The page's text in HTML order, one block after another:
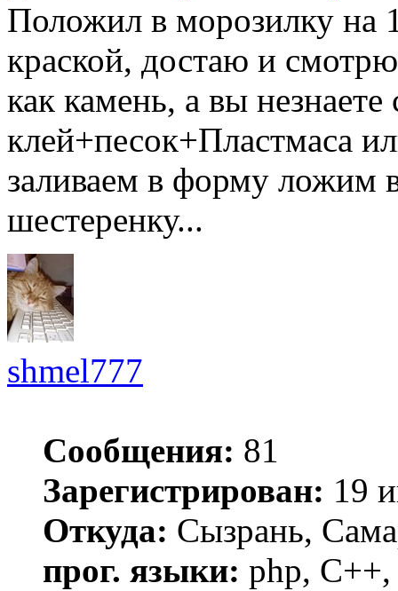
Положил в морозилку на
краской, достаю и
как камень, а вы
клей+песок+Пластмаса
заливаем в форму ложим
шестеренку...
shmel777
Сообщения: 81
Зарегистрирован: 19
Откуда: Сызрань,
прог. языки: php,